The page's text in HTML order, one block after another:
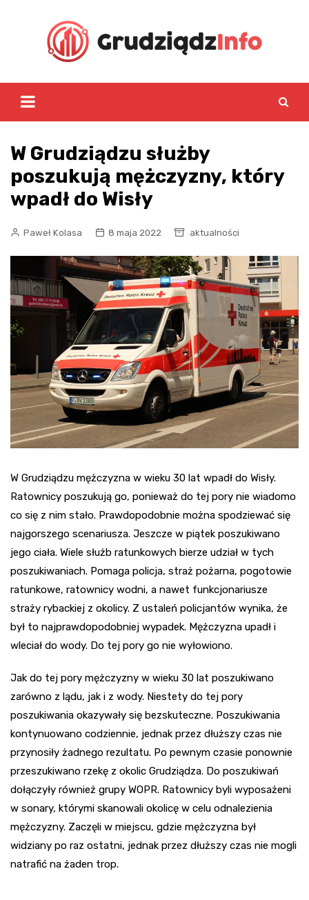
W Grudziądzu służby
poszukują mężczyzny, który
wpadł do Wisły
Paweł Kolasa 8 maja 2022 aktualności
W Grudziądzu mężczyzna w wieku 30 lat wpadł do Wisły.
Ratownicy poszukują go, ponieważ do tej pory nie wiadomo
co się z nim stało. Prawdopodobnie można spodziewać się
najgorszego scenariusza. Jeszcze w piątek poszukiwano
jego ciała. Wiele służb ratunkowych bierze udział w tych
poszukiwaniach. Pomaga policja, straż pożarna, pogotowie
ratunkowe, ratownicy wodni, a nawet funkcjonariusze
straży rybackiej z okolicy. Z ustaleń policjantów wynika, że
był to najprawdopodobniej wypadek. Mężczyzna upadł i
wleciał do wody. Do tej pory go nie wyłowiono.
Jak do tej pory mężczyzny w wieku 30 lat poszukiwano
zarówno z lądu, jak i z wody. Niestety do tej pory
poszukiwania okazywały się bezskuteczne. Poszukiwania
kontynuowano codziennie, jednak przez dłuższy czas nie
przynosiły żadnego rezultatu. Po pewnym czasie ponownie
przeszukiwano rzekę z okolic Grudziądza. Do poszukiwań
dołączyły również grupy WOPR. Ratownicy byli wyposażeni
w sonary, którymi skanowali okolicę w celu odnalezienia
mężczyzny. Zaczęli w miejscu, gdzie mężczyzna był
widziany po raz ostatni, jednak przez dłuższy czas nie mogli
natrafić na żaden trop.